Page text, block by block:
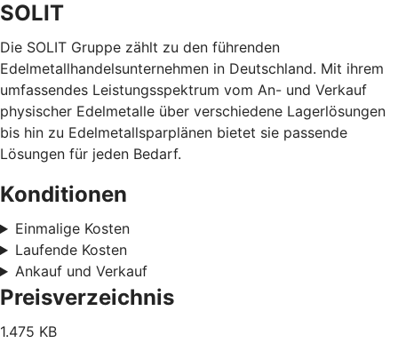
SOLIT
Die SOLIT Gruppe zählt zu den führenden
Edelmetallhandelsunternehmen in Deutschland. Mit ihrem
umfassendes Leistungsspektrum vom An- und Verkauf
physischer Edelmetalle über verschiedene Lagerlösungen
bis hin zu Edelmetallsparplänen bietet sie passende
Lösungen für jeden Bedarf.
Konditionen
Einmalige Kosten
Laufende Kosten
Ankauf und Verkauf
Preisverzeichnis
1.475 KB